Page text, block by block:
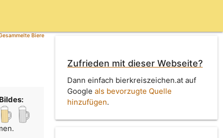
Biere
Zufrieden mit dieser Webseite?
Dann einfach bierkreiszeichen.at auf
Googleals bevorzugte Quelle
hinzufügen.